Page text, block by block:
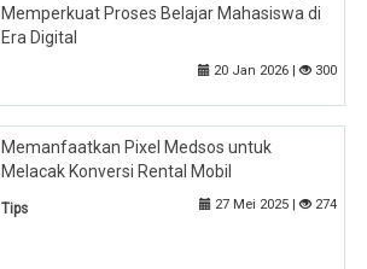
Memperkuat Proses Belajar Mahasiswa di
Era Digital
20 Jan 2026 | 300
Memanfaatkan Pixel Medsos untuk
Melacak Konversi Rental Mobil
Tips 27 Mei 2025 | 274